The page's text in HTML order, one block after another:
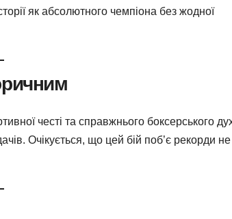
як абсолютного чемпіона без жодної
честі та справжнього боксерського
Очікується, що цей бій поб’є рекорди не